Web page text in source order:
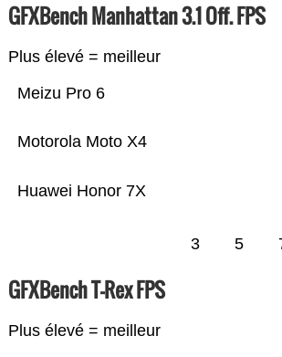
GFXBench Manhattan 3.1 Off. FPS
Plus élevé = meilleur
Huawei Honor 7X
Motorola Moto X4
Meizu Pro 6
3 5
GFXBench T-Rex FPS
Plus élevé = meilleur